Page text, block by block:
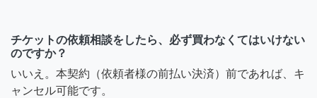
チケットの依頼相談をしたら、必ず買わなくてはいけない
のですか？
いいえ。本契約（依頼者様の前払い決済）前であれば、キ
ャンセル可能です。